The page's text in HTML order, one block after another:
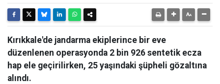
Kırıkkale'de jandarma ekiplerince bir eve
düzenlenen operasyonda 2 bin 926 sentetik ecza
hap ele geçirilirken, 25 yaşındaki şüpheli gözaltına
alındı.